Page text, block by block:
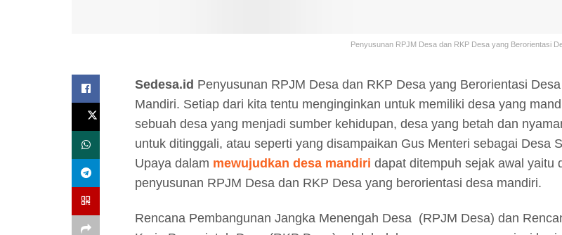
Penyusunan RPJM Desa dan RKP Desa yang Berorientasi
Sedesa.id Penyusunan RPJM Desa dan RKP Desa yang Berorientasi Desa
Mandiri. Setiap dari kita tentu menginginkan untuk memiliki desa yang
sebuah desa yang menjadi sumber kehidupan, desa yang betah dan
untuk ditinggali, atau seperti yang disampaikan Gus Menteri sebagai Desa
Upaya dalam mewujudkan desa mandiri dapat ditempuh sejak awal yaitu
penyusunan RPJM Desa dan RKP Desa yang berorientasi desa mandiri.
Rencana Pembangunan Jangka Menengah Desa (RPJM Desa) dan